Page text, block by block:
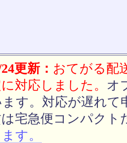
更新： おてがる配
対応しました。 オ
ます。対応が遅れ
宅急便コンパクト
す。